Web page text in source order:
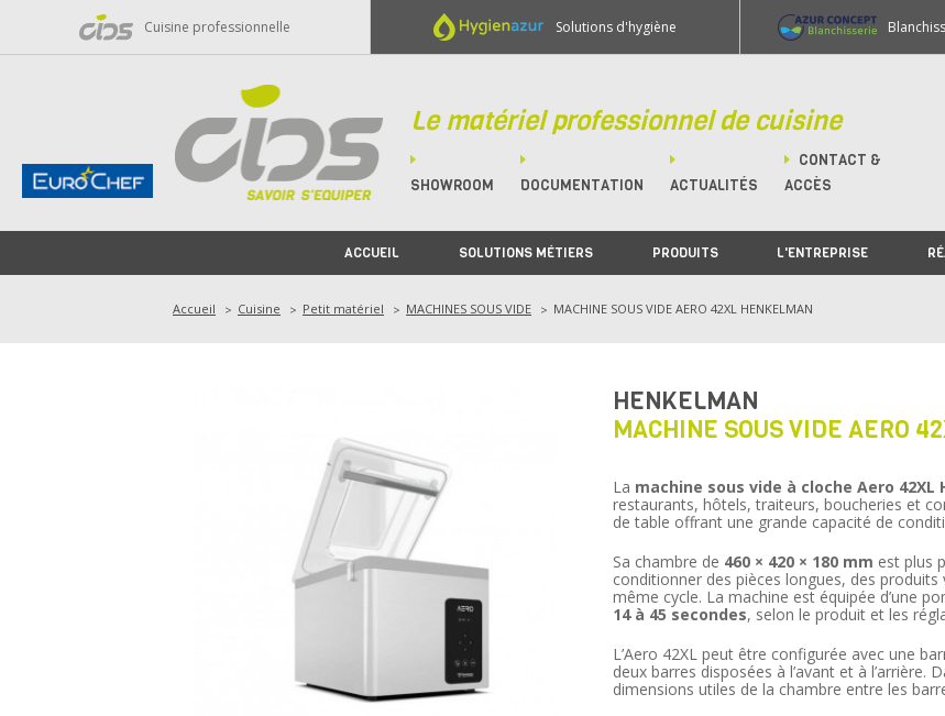
Cuisine professionnelle Solutions d'hygiène
Le matériel professionnel de cuisine
SHOWROOM DOCUMENTATION ACTUALITÉS
CONTACT &
ACCÈS
ACCUEIL SOLUTIONS MÉTIERS PRODUITS L'ENTREPRISE
Accueil Cuisine Petit matériel MACHINES SOUS VIDE MACHINE SOUS VIDE AERO 42XL HENKELMAN
HENKELMAN
MACHINE SOUS VIDE AERO
La machine sous vide à cloche Aero 42XL
restaurants, hôtels, traiteurs, boucheries et
de table offrant une grande capacité de
Sa chambre de 460 × 420 × 180 mm est plus
conditionner des pièces longues, des
même cycle. La machine est équipée d’une
14 à 45 secondes, selon le produit et les
L’Aero 42XL peut être configurée avec une
deux barres disposées à l’avant et à l’arrière.
dimensions utiles de la chambre entre les
Panneau de gestion des cookies